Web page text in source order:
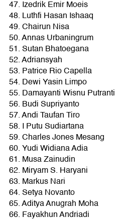
47. Izedrik Emir Moeis
48. Luthfi Hasan Ishaaq
49. Chairun Nisa
50. Annas Urbaningrum
51. Sutan Bhatoegana
52. Adriansyah
53. Patrice Rio Capella
54. Dewi Yasin Limpo
55. Damayanti Wisnu Putranti
56. Budi Supriyanto
57. Andi Taufan Tiro
58. I Putu Sudiartana
59. Charles Jones Mesang
60. Yudi Widiana Adia
61. Musa Zainudin
62. Miryam S. Haryani
63. Markus Nari
64. Setya Novanto
65. Aditya Anugrah Moha
66. Fayakhun Andriadi